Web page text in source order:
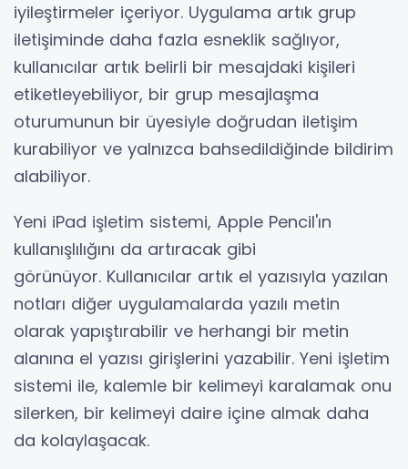
iyileştirmeler içeriyor. Uygulama artık grup
iletişiminde daha fazla esneklik sağlıyor,
kullanıcılar artık belirli bir mesajdaki kişileri
etiketleyebiliyor, bir grup mesajlaşma
oturumunun bir üyesiyle doğrudan iletişim
kurabiliyor ve yalnızca bahsedildiğinde bildirim
alabiliyor.
Yeni iPad işletim sistemi, Apple Pencil'ın
kullanışlılığını da artıracak gibi
görünüyor. Kullanıcılar artık el yazısıyla yazılan
notları diğer uygulamalarda yazılı metin
olarak yapıştırabilir ve herhangi bir metin
alanına el yazısı girişlerini yazabilir. Yeni işletim
sistemi ile, kalemle bir kelimeyi karalamak onu
silerken, bir kelimeyi daire içine almak daha
da kolaylaşacak.